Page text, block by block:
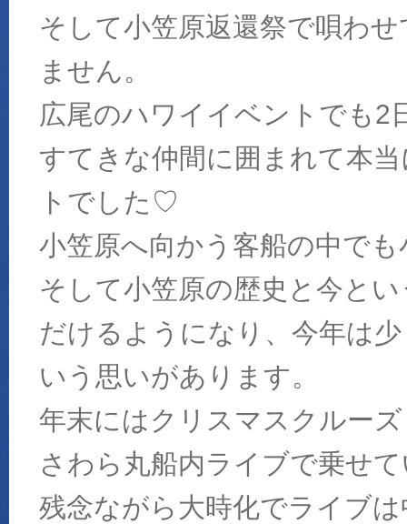
そして小笠原返還祭で唄わ
ません。
広尾のハワイイベントでも
すてきな仲間に囲まれて本
トでした♡
小笠原へ向かう客船の中で
そして小笠原の歴史と今と
だけるようになり、今年は
いう思いがあります。
年末にはクリスマスクルー
さわら丸船内ライブで乗せ
残念ながら大時化でライブ